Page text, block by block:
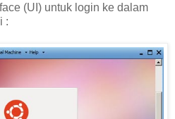
(UI) untuk login ke dalam
: